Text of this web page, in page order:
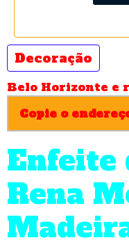
Decoração
Belo Horizonte e
Copie o
Enfeite
Rena